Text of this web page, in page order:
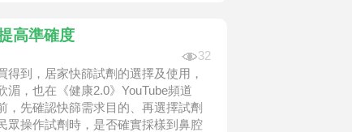
高準確度
32
到，居家快篩試劑的選擇及使用，
，也在《健康2.0》YouTube頻道
，先確認快篩需求目的、再選擇試劑
眾操作試劑時，是否確實採樣到鼻腔